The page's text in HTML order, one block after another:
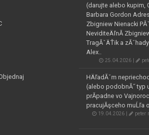
(darujte alebo kupim,
Barbara Gordon
Zbigniew Nienacki
NeviditeÄľnĂ­
TragĂˇÄŤik a
Alex..
25.04.2026 |
HÄľadĂˇm
(alebo podobnĂ˝ typ
prĂ­padne vo
pracujĂşceho muĹľa
19.04.2026 | peter